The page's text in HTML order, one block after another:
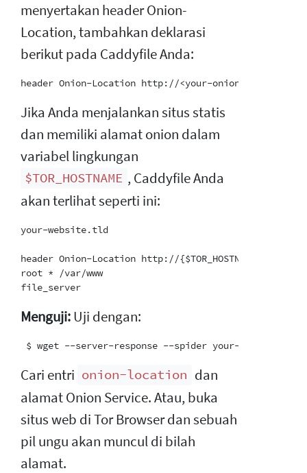
menyertakan header Onion-
Location, tambahkan deklarasi
berikut pada Caddyfile Anda:
Jika Anda menjalankan situs statis
dan memiliki alamat onion dalam
variabel lingkungan
$TOR_HOSTNAME , Caddyfile Anda
akan terlihat seperti ini:
your-website.tld
header Onion-Location http://{$TOR_HOSTNAME}{path}
root * /var/www
Menguji:Uji dengan:
Cari entri onion-location dan
alamat Onion Service. Atau, buka
situs web di Tor Browser dan sebuah
pil ungu akan muncul di bilah
alamat.